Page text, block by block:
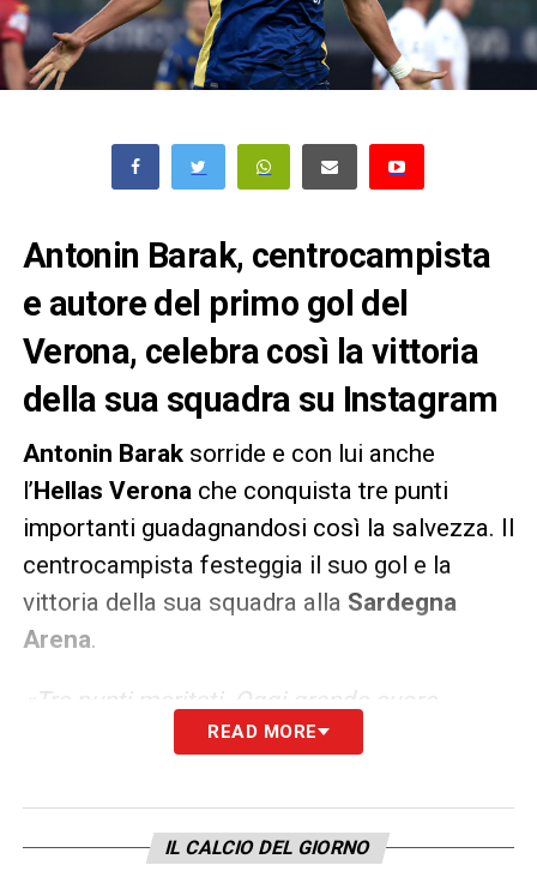
Antonin Barak, centrocampista
e autore del primo gol del
Verona, celebra così la vittoria
della sua squadra su Instagram
Antonin Baraksorride e con lui anche
l’ Hellas Veronache conquista tre punti
importanti guadagnandosi così la salvezza. Il
centrocampista festeggia il suo gol e la
vittoria della sua squadra alla Sardegna
Arena.
«Tre punti meritati. Oggi grande cuore
gialloblù. Buona Pasqua a tutti!».
LA PLAYLIST DELLE NOSTRE TOP NEWS
READ MORE
IL CALCIO DEL GIORNO